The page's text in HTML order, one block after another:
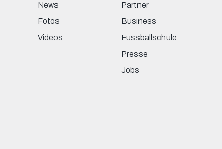
News
Fotos
Videos
Partner
Business
Fussballschule
Presse
Jobs